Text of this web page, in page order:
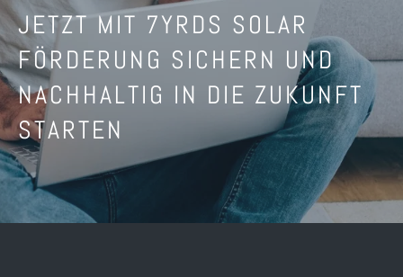
JETZT MIT ­7YRDS SOLAR
FÖRDERUNG SICHERN UND
NACHHALTIG IN DIE ZUKUNFT
STARTEN